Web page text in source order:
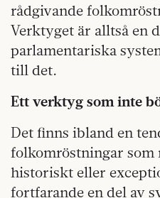
rådgivande
Verktyget är alltså en
parlamentariska
till det.
Ett verktyg som inte
Det finns ibland en
folkomröstningar som
historiskt eller
fortfarande en del av